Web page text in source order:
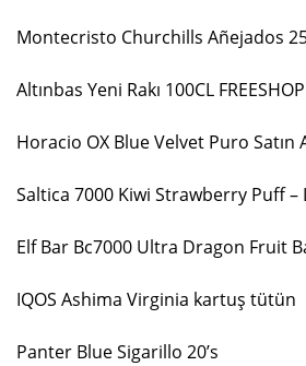
Montecristo Churchills Añejados
Altınbas Yeni Rakı 100CL FREESHOP
Horacio OX Blue Velvet Puro Satın
Saltica 7000 Kiwi Strawberry Puff –
Elf Bar Bc7000 Ultra Dragon Fruit
IQOS Ashima Virginia kartuş tütün
Panter Blue Sigarillo 20’s